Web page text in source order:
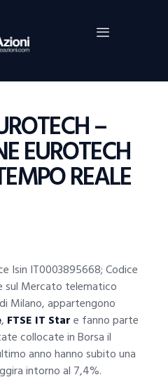
–
EUROTECH
REALE
Isin IT0003895668; Codice
sul Mercato telematico
Milano, appartengono
, FTSE IT Stare fanno parte
collocate in Borsa il
anno hanno subito una
intorno al 7,4%.